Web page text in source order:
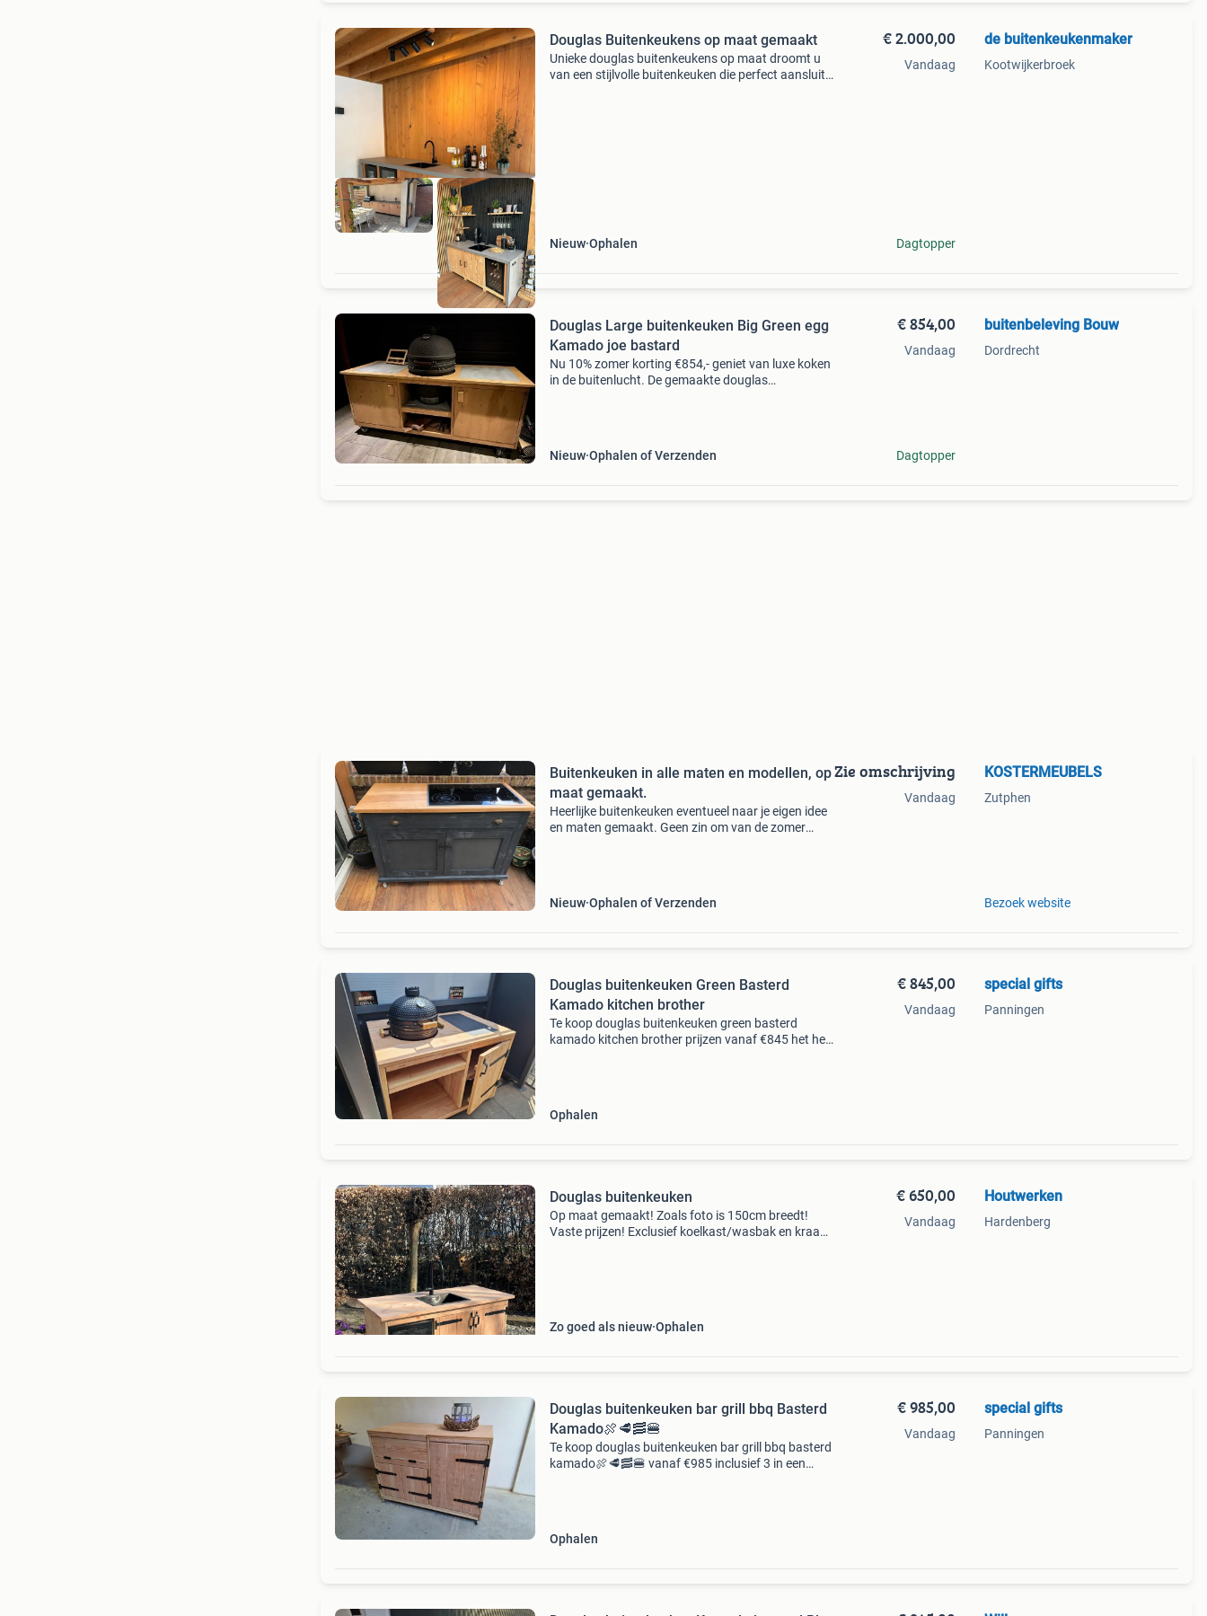
Douglas Buitenkeukens op maat gemaakt
Unieke douglas buitenkeukens op maat droomt u
van een stijlvolle buitenkeuken die perfect aansluit
Nieuw Ophalen
€ 2.000,00
Vandaag
Dagtopper
de buitenkeukenmaker
Kootwijkerbroek
Douglas Large buitenkeuken Big Green egg
Kamado joe bastard
Nu 10% zomer korting €854,- geniet van luxe koken
in de buitenlucht. De gemaakte douglas
Nieuw Ophalen of Verzenden
€ 854,00
Vandaag
Dagtopper
buitenbeleving Bouw
Dordrecht
Buitenkeuken in alle maten en modellen, op
maat gemaakt.
Heerlijke buitenkeuken eventueel naar je eigen idee
en maten gemaakt. Geen zin om van de zomer
Nieuw Ophalen of Verzenden
Zie omschrijving
Vandaag
KOSTERMEUBELS
Zutphen
Bezoek website
Douglas buitenkeuken Green Basterd
Kamado kitchen brother
Te koop douglas buitenkeuken green basterd
kamado kitchen brother prijzen vanaf €845 het hele
Ophalen
€ 845,00
Vandaag
special gifts
Panningen
Douglas buitenkeuken
Op maat gemaakt! Zoals foto is 150cm breedt!
Vaste prijzen! Exclusief koelkast/wasbak en kraan!
Zo goed als nieuw Ophalen
€ 650,00
Vandaag
Houtwerken
Hardenberg
Douglas buitenkeuken bar grill bbq Basterd
Kamado🍖🥩🥓🍔
Te koop douglas buitenkeuken bar grill bbq basterd
kamado🍖🥩🥓🍔 vanaf €985 inclusief 3 in een
Ophalen
€ 985,00
Vandaag
special gifts
Panningen